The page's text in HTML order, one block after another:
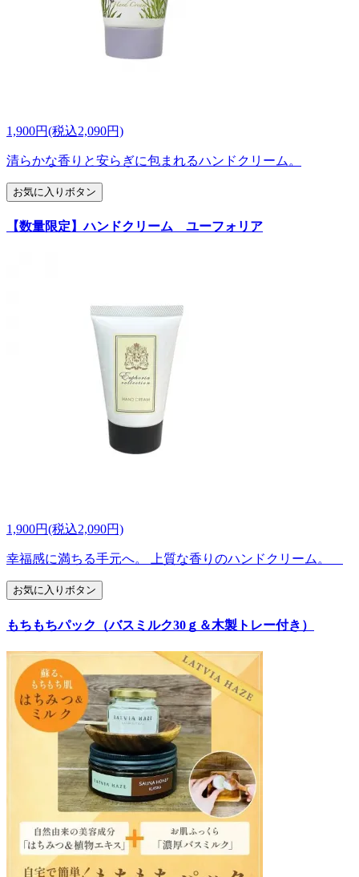
1,900円(税込2,090円)
清らかな香りと安らぎに包まれるハンドクリーム。
お気に入りボタン
【数量限定】ハンドクリーム ユーフォリア
1,900円(税込2,090円)
幸福感に満ちる手元へ。 上質な香りのハンドクリーム。
お気に入りボタン
もちもちパック（バスミルク30ｇ＆木製トレー付き）